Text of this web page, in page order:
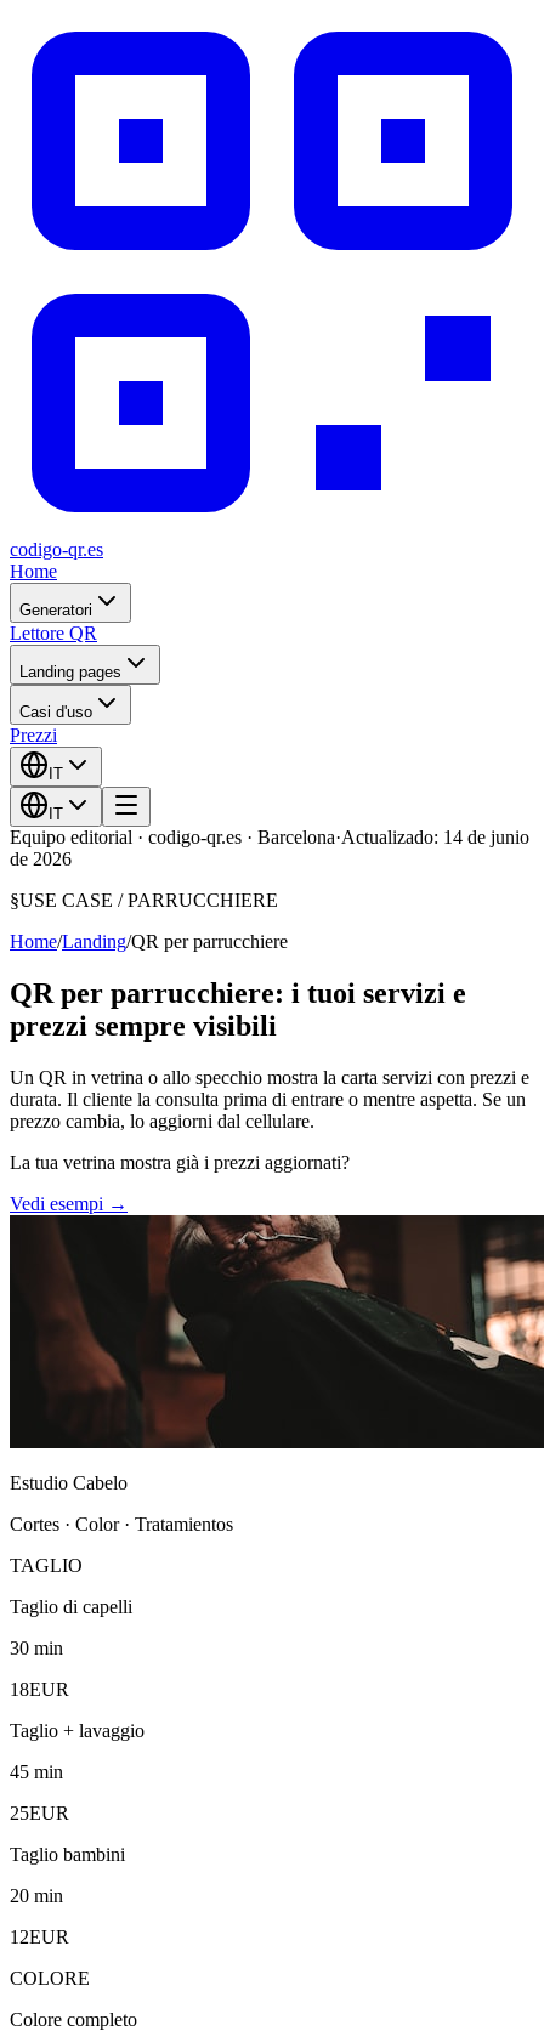
codigo-qr.es
Home
Generatori
Lettore QR
Landing pages
Casi d'uso
Prezzi
IT
IT
Equipo editorial · codigo-qr.es · Barcelona·Actualizado: 14 de junio
de 2026
§USE CASE /PARRUCCHIERE
Home/Landing/QR per parrucchiere
QR per parrucchiere: i tuoi servizi e
prezzi sempre visibili
Un QR in vetrina o allo specchio mostra la carta servizi con prezzi e
durata. Il cliente la consulta prima di entrare o mentre aspetta. Se un
prezzo cambia, lo aggiorni dal cellulare.
La tua vetrina mostra già i prezzi aggiornati?
Vedi esempi →
Estudio Cabelo
Cortes · Color · Tratamientos
TAGLIO
Taglio di capelli
30 min
18EUR
Taglio + lavaggio
45 min
25EUR
Taglio bambini
20 min
12EUR
COLORE
Colore completo